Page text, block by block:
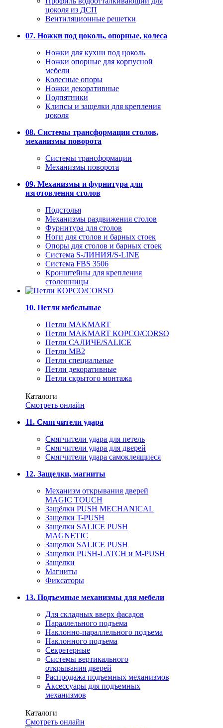
цоколя из ДСП
Вентиляционные решетки
07. Ножки под цоколь, опорные, колеса
Ножки для кухни под цоколь
Ножки опорные для корпусной
мебели
Колесные опоры
Ножки декоративные
Подпятники
Клипсы и защелки для крепления
цоколя
08. Системы трансформации столов,
механизмы поворота
Системы трансформации
Механизмы поворота
09. Механизмы и фурнитура для
изготовления столов
Подстолья
Механизмы раздвижения столов
Фурнитура для столов
Ноги для столов и барных стоек
Опоры для столов и барных стоек
Система S-ЛИНИЯ/S-LINE
Система FBS 3506
Кронштейны для крепления
столешницы
10. Петли мебельные
Петли MAKMART
Петли MAKMART КОРСО/CORSO
Петли САЛИЧЕ/SALICE
Петли MB2
Петли специальные
Петли декоративные
Петли скрытого монтажа
Каталоги
Смотреть онлайн
11. Смягчители удара
Смягчители удара для петель
Смягчители удара для дверей
Cмягчители удара самоклеящиеся
12. Защелки, магниты
Механизм открывания дверей
MAGIC TOUCH
Защёлки PUSH MECHANICAL
Защелки T-PUSH
Защелки SALICE PUSH
MAGNETIC
Защелки SALICE PUSH
Защелки PUSH-LATCH и M-PUSH
Защелки
Магниты
Фиксаторы
13. Подъемные механизмы для мебели
Для складных вверх фасадов
Параллельного подъема
Наклонно-параллельного подъема
Наклонного подъема
Секретерные
Системы вертикального
открывания дверей
Распродажа подъемных механизмов
Аксессуары для подъемных
механизмов
Каталоги
Смотреть онлайн